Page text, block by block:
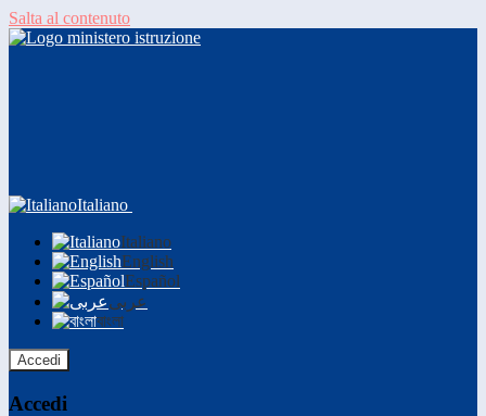
Salta al contenuto
Italiano
Italiano
English
Español
عربى
বাংলা
Accedi
Accedi